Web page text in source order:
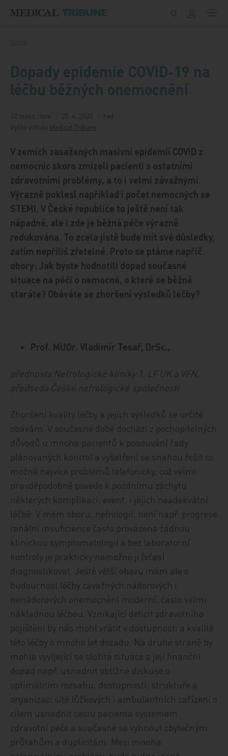
Dopady epidemie COVID‑19 na
léčbu běžných onemocnění
22 minut čtení 25. 4. 2020
red
Vyšlo v titulu Medical Tribune
V zemích zasažených masivní epidemií COVID z
nemocnic skoro zmizeli pacienti s ostatními
zdravotními problémy, a to i velmi závažnými.
Výrazně poklesl například i počet nemocných se
STEMI. V České republice to ještě není tak
nápadné, ale i zde je běžná péče výrazně
redukována. To zcela jistě bude mít své důsledky,
zatím nepříliš zřetelné. Proto se ptáme napříč
obory: Jak byste hodnotili dopad současné
situace na péči o nemocné, o které se běžně
staráte? Obáváte se zhoršení výsledků léčby?
Prof. MUDr. Vladimír Tesař, DrSc.,
přednosta Nefrologické kliniky 1. LF UK a VFN,
předseda České nefrologické společnosti
Zhoršení kvality léčby a jejích výsledků se určitě
obávám. V současné době dochází z pochopitelných
důvodů u mnoha pacientů k posouvání řady
plánovaných kontrol a vyšetření se snahou řešit co
možná nejvíce problémů telefonicky, což velmi
pravděpodobně povede k pozdnímu záchytu
některých komplikací, event. i jejich neadekvátní
léčbě. V mém oboru, nefrologii, není např. progrese
renální insuficience často provázena žádnou
klinickou symptomatologií a bez laboratorní
kontroly je prakticky nemožné ji (včas)
diagnostikovat. Ještě větší obavu mám ale o
budoucnost léčby závažných nádorových i
nenádorových onemocnění moderní, často velmi
nákladnou léčbou. Vznikající deficit zdravotního
pojištění by nás mohl vrátit v dostupnosti a kvalitě
této léčby o mnoho let dozadu. Na druhé straně by
mohla vyvíjející se složitá situace a její finanční
dopad např. usnadnit obtížné diskuse o
optimálním rozsahu, dostupnosti, struktuře a
organizaci sítě lůžkových i ambulantních zařízení s
cílem usnadnit cestu pacienta systémem
zdravotní péče a současně se vyhnout zbytečným
průtahům a duplicitám. Mezi mnoha